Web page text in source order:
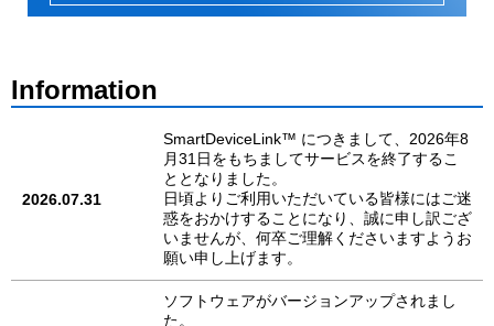
Information
2026.07.31
SmartDeviceLink™ につきまして、2026年8
月31日をもちましてサービスを終了するこ
ととなりました。
日頃よりご利用いただいている皆様にはご迷
惑をおかけすることになり、誠に申し訳ござ
いませんが、何卒ご理解くださいますようお
願い申し上げます。
ソフトウェアがバージョンアップされまし
た。